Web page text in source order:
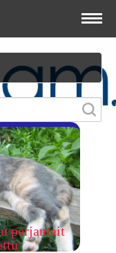
Vantaa
perjantait